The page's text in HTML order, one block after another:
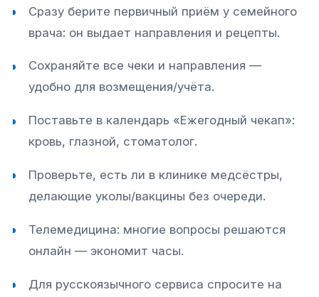
Сразу берите первичный приём у семейного
врача: он выдает направления и рецепты.
Сохраняйте все чеки и направления —
удобно для возмещения/учёта.
Поставьте в календарь «Ежегодный чекап»:
кровь, глазной, стоматолог.
Проверьте, есть ли в клинике медсёстры,
делающие уколы/вакцины без очереди.
Телемедицина: многие вопросы решаются
онлайн — экономит часы.
Для русскоязычного сервиса спросите на